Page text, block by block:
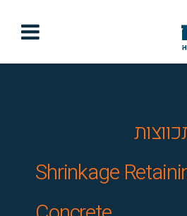

Shrinkage